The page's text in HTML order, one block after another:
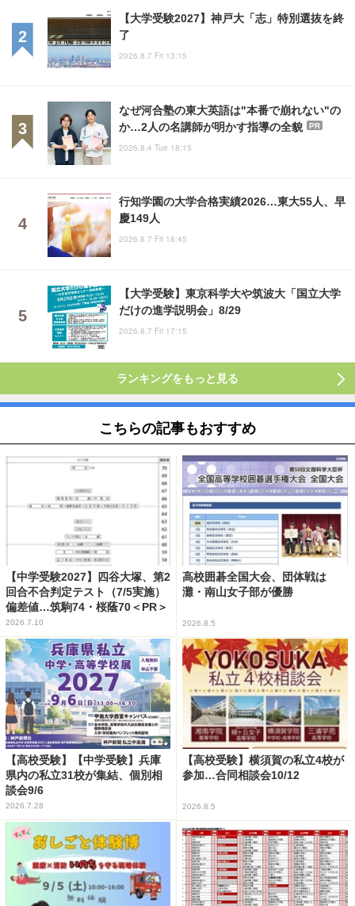
【大学受験2027】神戸大「志」特別選抜を終
了
2026.8.7 Fri 13:15
なぜ河合塾の東大英語は"本番で崩れない"の
か…2人の名講師が明かす指導の全貌
PR
2026.8.4 Tue 18:15
行知学園の大学合格実績2026…東大55人、早
慶149人
2026.8.7 Fri 18:45
【大学受験】東京科学大や筑波大「国立大学
だけの進学説明会」8/29
2026.8.7 Fri 17:15
ランキングをもっと見る
こちらの記事もおすすめ
【中学受験2027】四谷大塚、第2
回合不合判定テスト（7/5実施）
偏差値…筑駒74・桜蔭70＜PR＞
2026.7.10
高校囲碁全国大会、団体戦は
灘・南山女子部が優勝
2026.8.5
【高校受験】【中学受験】兵庫
県内の私立31校が集結、個別相
談会9/6
2026.7.28
【高校受験】横須賀の私立4校が
参加…合同相談会10/12
2026.8.5